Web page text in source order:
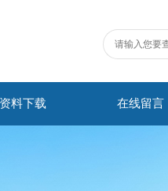
资料下载 在线留言